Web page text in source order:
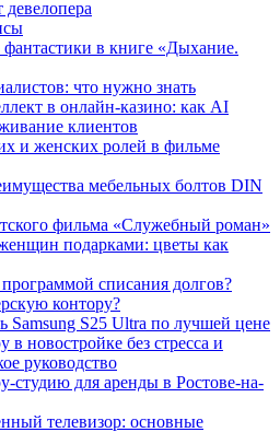
в книге «Дыхание.
что нужно знать
в онлайн-казино: как AI
клиентов
и женских ролей в фильме
мебельных болтов DIN
фильма «Служебный роман»
подарками: цветы как
программой списания долгов?
контору?
Samsung S25 Ultra по лучшей цене
в новостройке без стресса и
руководство
студию для аренды в Ростове-на-
телевизор: основные